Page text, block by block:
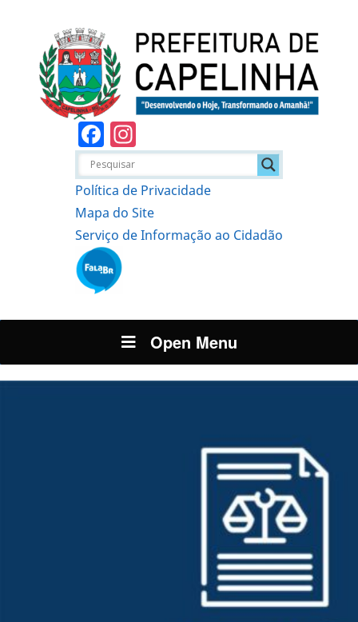
Facebook
Política de Privacidade
Mapa do Site
Serviço de Informação ao Cidadão
Open Menu